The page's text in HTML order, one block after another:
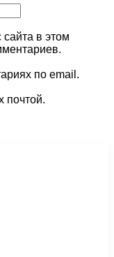
в этом
по email.
почтой.